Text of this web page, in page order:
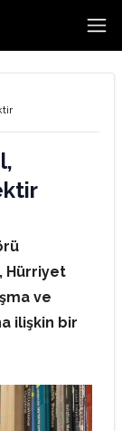
Hürriyet
ve
ilişkin bir